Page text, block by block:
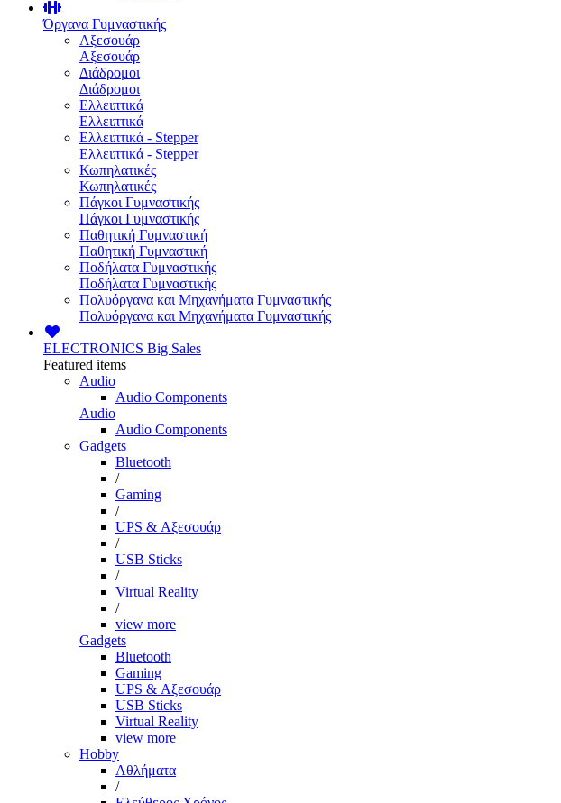
Όργανα Γυμναστικής
Αξεσουάρ
Αξεσουάρ
Διάδρομοι
Διάδρομοι
Ελλειπτικά
Ελλειπτικά
Ελλειπτικά - Stepper
Ελλειπτικά - Stepper
Κωπηλατικές
Κωπηλατικές
Πάγκοι Γυμναστικής
Πάγκοι Γυμναστικής
Παθητική Γυμναστική
Παθητική Γυμναστική
Ποδήλατα Γυμναστικής
Ποδήλατα Γυμναστικής
Πολυόργανα και Μηχανήματα Γυμναστικής
Πολυόργανα και Μηχανήματα Γυμναστικής
ELECTRONICS Big Sales
Featured items
Audio
Audio Components
Audio
Audio Components
Gadgets
Bluetooth
/
Gaming
/
UPS & Αξεσουάρ
/
USB Sticks
/
Virtual Reality
/
view more
Gadgets
Bluetooth
Gaming
UPS & Αξεσουάρ
USB Sticks
Virtual Reality
view more
Hobby
Αθλήματα
/